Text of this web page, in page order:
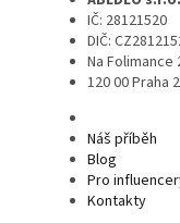
IČ: 28121520
DIČ:
Na Folimance
120 00 Praha 2
Náš příběh
Blog
Pro
Kontakty